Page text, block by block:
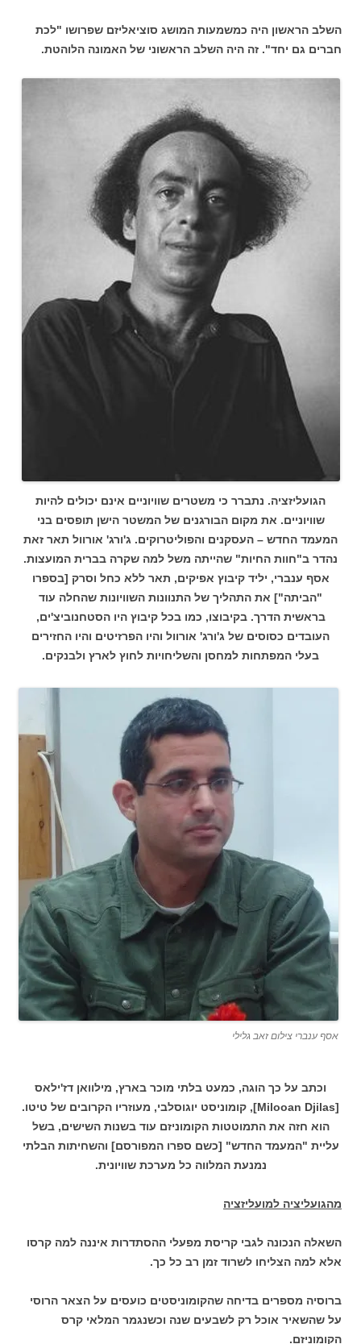
השלב הראשון היה כמשמעות המושג סוציאליזם שפרושו "לכת
חברים גם יחד". זה היה השלב הראשוני של האמונה הלוהטת.
הגועליזציה. נתברר כי משטרים שוויוניים אינם יכולים להיות
שוויוניים. את מקום הבורגנים של המשטר הישן תופסים בני
המעמד החדש – העסקנים והפוליטרוקים. ג'ורג' אורוול תאר זאת
נהדר ב"חוות החיות" שהייתה משל למה שקרה בברית המועצות.
אסף ענברי, יליד קיבוץ אפיקים, תאר ללא כחל וסרק [בספרו
"הביתה"] את התהליך של התנוונות השוויונות שהחלה עוד
בראשית הדרך. בקיבוצו, כמו בכל קיבוץ היו הסטחנוביצ'ים,
העובדים כסוסים של ג'ורג' אורוול והיו הפרזיטים והיו החזירים
בעלי המפתחות למחסן והשליחויות לחוץ לארץ ולבנקים.
אסף ענברי צילום זאב גלילי
וכתב על כך הוגה, כמעט בלתי מוכר בארץ, מילוואן דז'ילאס
[Milooan Djilas], קומוניסט יוגוסלבי, מעוזריו הקרובים של טיטו.
הוא חזה את התמוטטות הקומוניזם עוד בשנות השישים, בשל
עליית "המעמד החדש" [כשם ספרו המפורסם] והשחיתות הבלתי
נמנעת המלווה כל מערכת שוויונית.
מהגועליציה למועליזציה
השאלה הנכונה לגבי קריסת מפעלי ההסתדרות איננה למה קרסו
אלא למה הצליחו לשרוד זמן רב כל כך.
ברוסיה מספרים בדיחה שהקומוניסטים כועסים על הצאר הרוסי
על שהשאיר אוכל רק לשבעים שנה וכשנגמר המלאי קרס
הקומוניזם.